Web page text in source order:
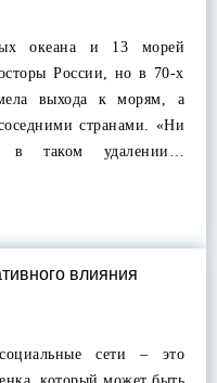
океана и 13 морей
России, но в 70-х
выхода к морям, а
странами. «Ни
в таком удалении…
влияния
сети – это